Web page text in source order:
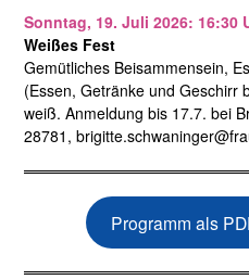
Sonntag, 19. Juli 2026: 16:30
Weißes Fest
Gemütliches Beisammensein,
(Essen, Getränke und Geschirr
weiß. Anmeldung bis 17.7. bei
28781,
Programm als